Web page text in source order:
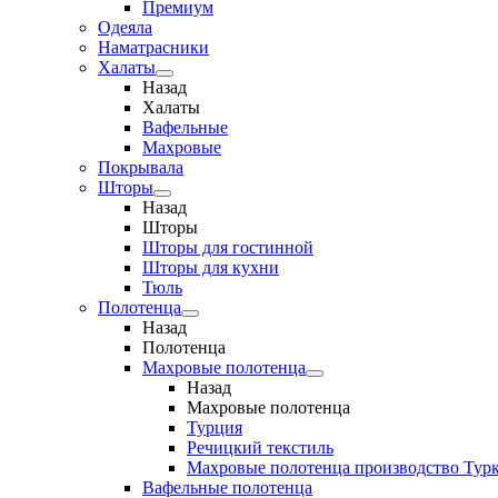
Премиум
Одеяла
Наматрасники
Халаты
Назад
Халаты
Вафельные
Махровые
Покрывала
Шторы
Назад
Шторы
Шторы для гостинной
Шторы для кухни
Тюль
Полотенца
Назад
Полотенца
Махровые полотенца
Назад
Махровые полотенца
Турция
Речицкий текстиль
Махровые полотенца производство
Вафельные полотенца